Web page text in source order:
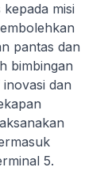
misi
pantas dan
bimbingan
dan
5.